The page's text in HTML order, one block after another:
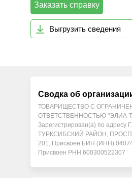
Заказать справку
Выгрузить сведения
Сводка об
ТОВАРИЩЕСТВО С
ОТВЕТСТВЕННОСТЬЮ "ЭЛИА-
Зарегистрирован(а) по адресу
ТУРКСИБСКИЙ РАЙОН,
201, Присвоен БИН (ИНН) 040740007336,
Присвоен РНН 600300522307